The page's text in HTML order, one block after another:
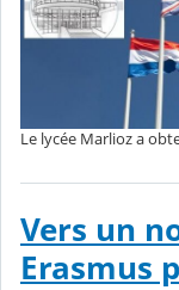
Le lycée Marlioz a
Vers un
Erasmus